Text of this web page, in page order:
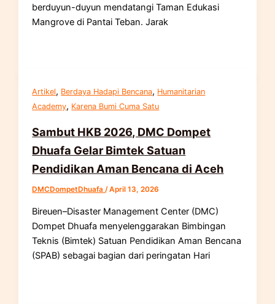
berduyun-duyun mendatangi Taman Edukasi
Mangrove di Pantai Teban. Jarak
Artikel, Berdaya Hadapi Bencana, Humanitarian
Academy, Karena Bumi Cuma Satu
Sambut HKB 2026, DMC Dompet
Dhuafa Gelar Bimtek Satuan
Pendidikan Aman Bencana di Aceh
DMCDompetDhuafa/April 13, 2026
Bireuen–Disaster Management Center (DMC)
Dompet Dhuafa menyelenggarakan Bimbingan
Teknis (Bimtek) Satuan Pendidikan Aman Bencana
(SPAB) sebagai bagian dari peringatan Hari